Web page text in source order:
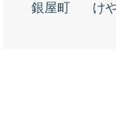
銀屋町
け